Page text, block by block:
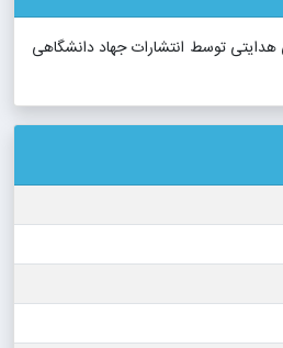
هدایتی توسط انتشارات جهاد دانشگاهی